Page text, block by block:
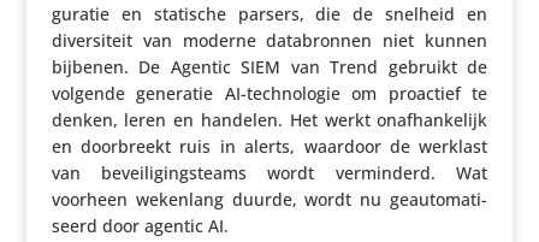
gu­ratie en statische parsers, die de snelheid en
diver­si­teit van moderne data­bronnen niet kunnen
bijbenen. De Agentic SIEM van Trend gebruikt de
volgende generatie AI-tech­no­logie om proactief te
denken, leren en handelen. Het werkt onaf­han­ke­lijk
en door­breekt ruis in alerts, waardoor de werklast
van bevei­li­gings­teams wordt vermin­derd. Wat
voorheen wekenlang duurde, wordt nu geau­to­ma­ti­
seerd door agentic AI.